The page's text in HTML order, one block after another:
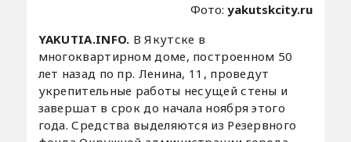
Фото:yakutskcity.ru
YAKUTIA.INFO. В Якутске в
многоквартирном доме, построенном 50
лет назад по пр. Ленина, 11, проведут
укрепительные работы несущей стены и
завершат в срок до начала ноября этого
года. Средства выделяются из Резервного